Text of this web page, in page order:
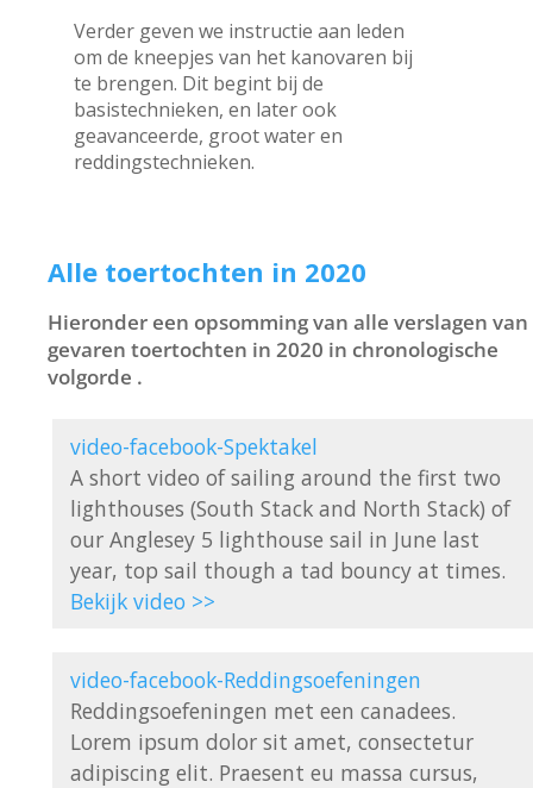
Verder geven we instructie aan leden
om de kneepjes van het kanovaren bij
te brengen. Dit begint bij de
basistechnieken, en later ook
geavanceerde, groot water en
reddingstechnieken.
Alle toertochten in 2020
Hieronder een opsomming van alle verslagen van
gevaren toertochten in 2020 in chronologische
volgorde .
video-facebook-Spektakel
A short video of sailing around the first two
lighthouses (South Stack and North Stack) of
our Anglesey 5 lighthouse sail in June last
Bekijk video >>
video-facebook-Reddingsoefeningen
Reddingsoefeningen met een canadees.
Lorem ipsum dolor sit amet, consectetur
adipiscing elit. Praesent eu massa cursus,